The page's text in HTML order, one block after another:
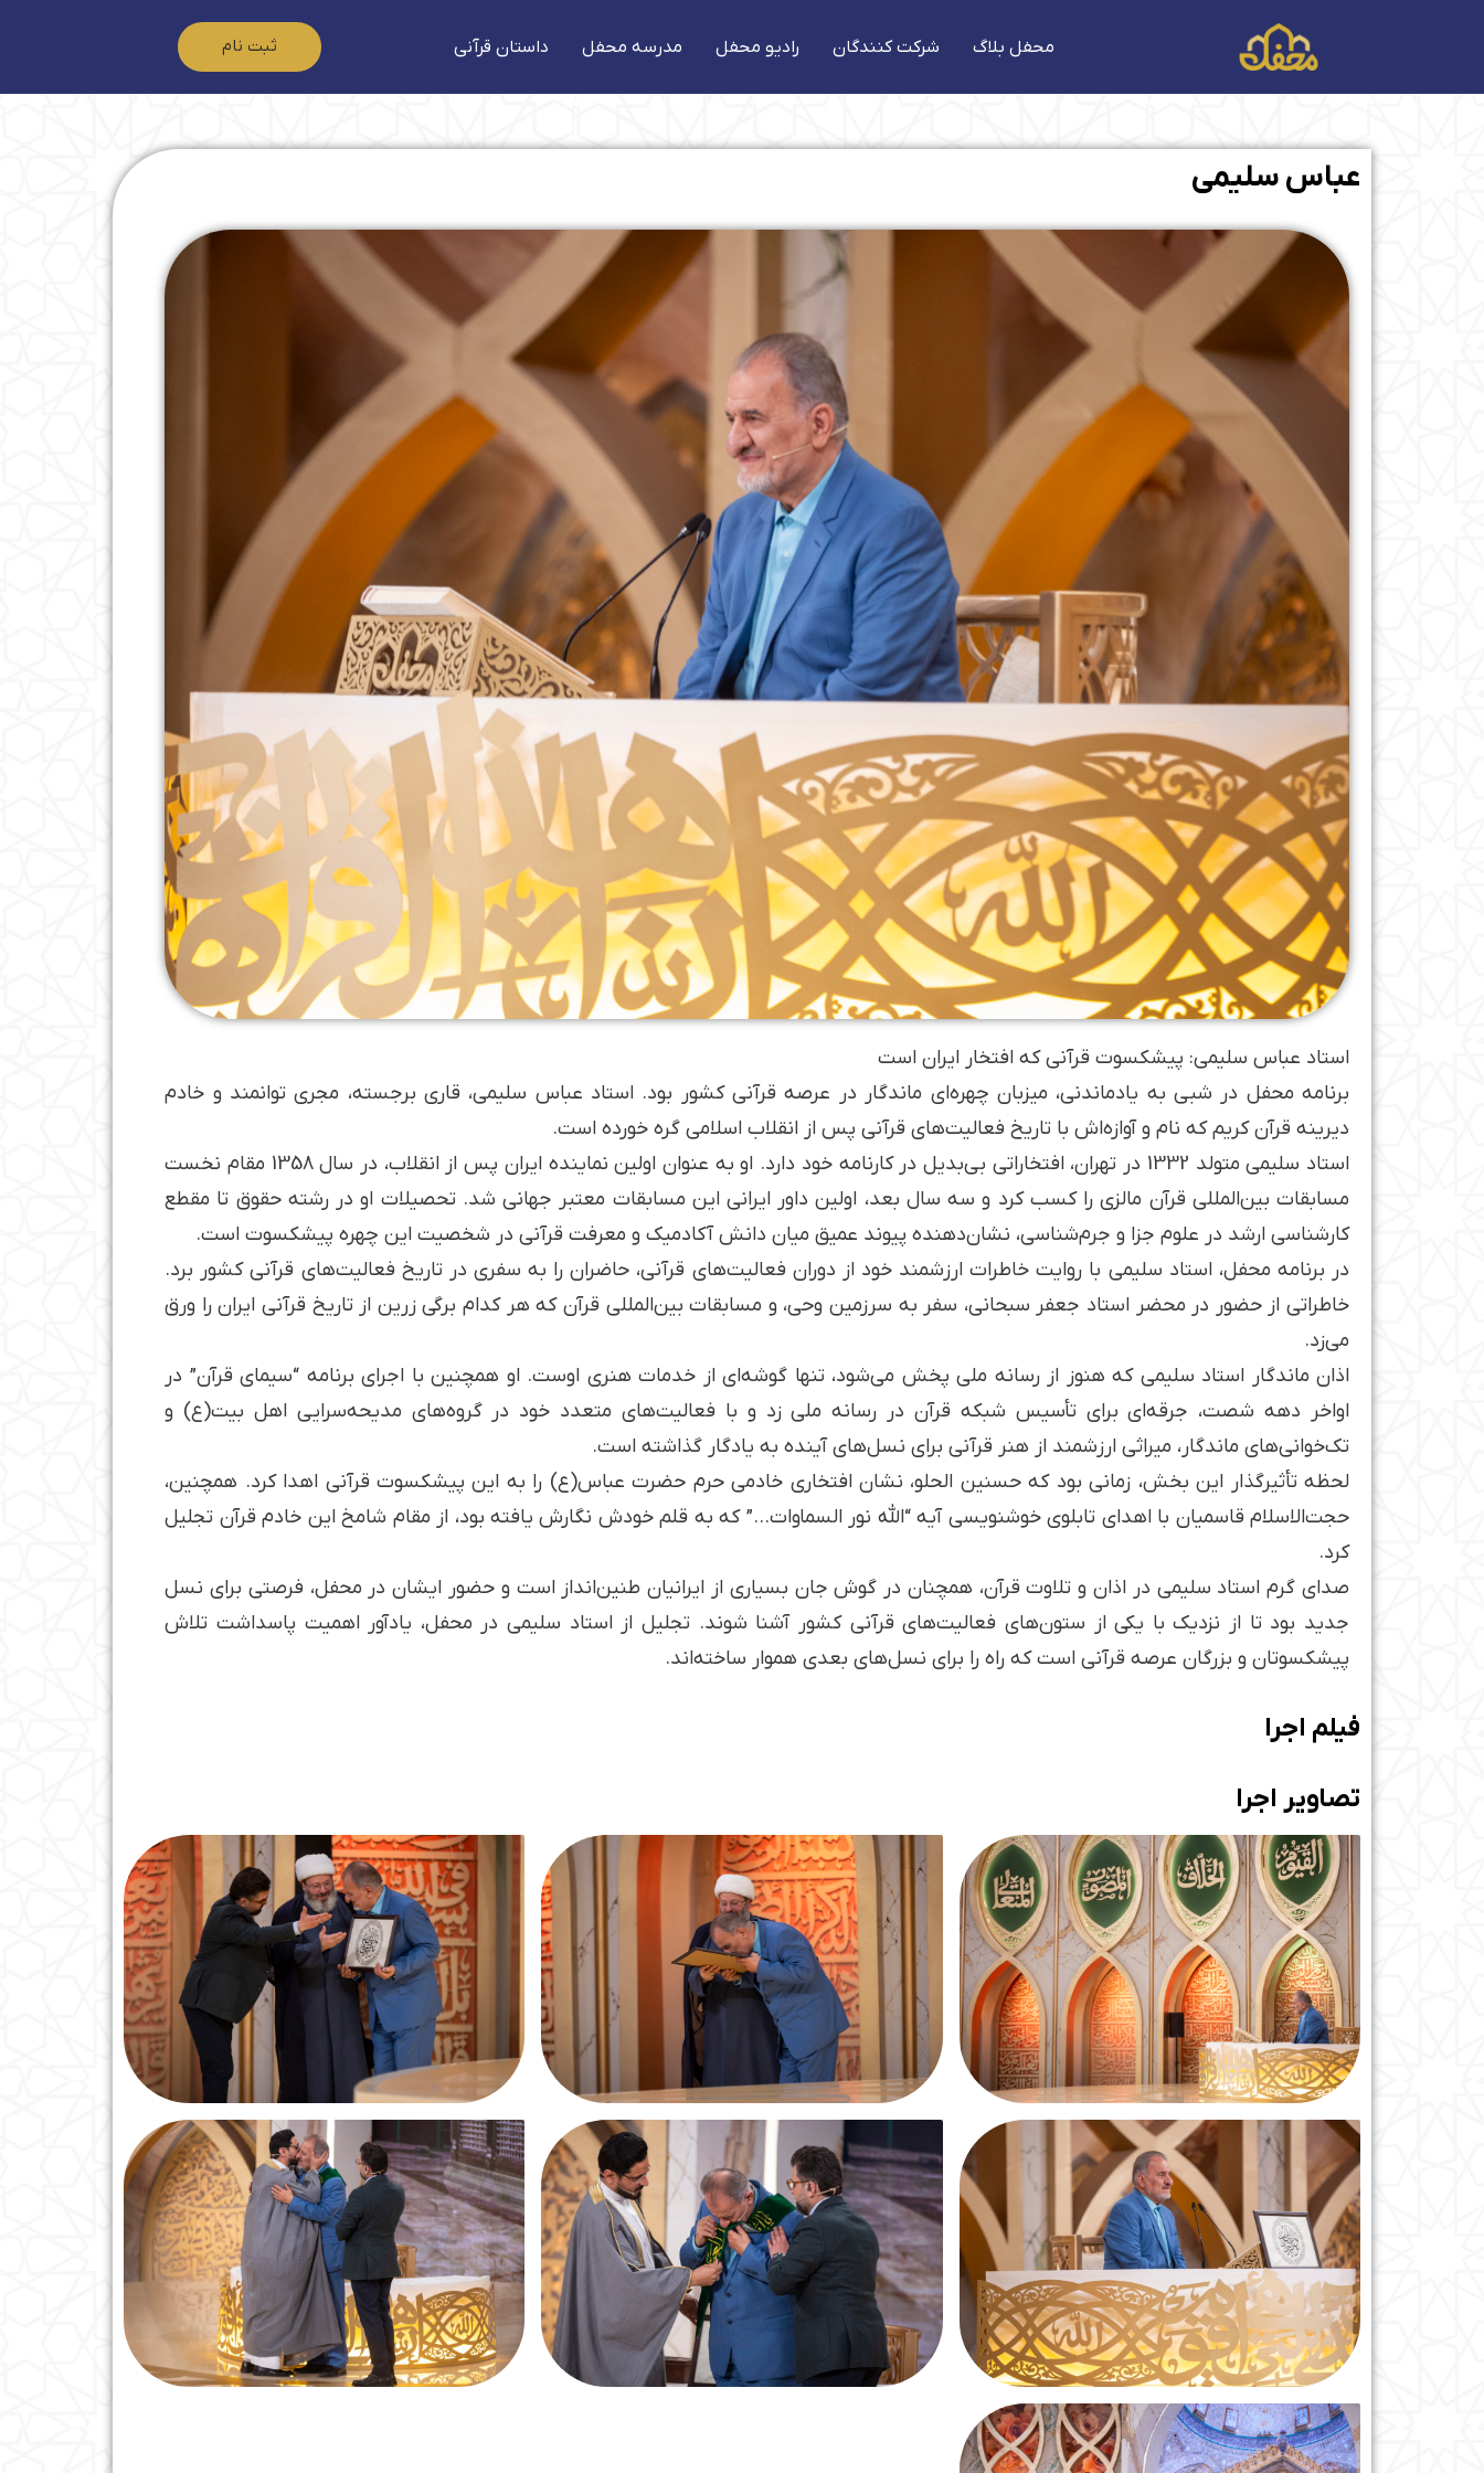
محفل بلاگ شرکت کنندگان رادیو محفل مدرسه محفل داستان قرآنی ثبت نام
عباس سلیمی
استاد عباس سلیمی: پیشکسوت قرآنی که افتخار ایران است
برنامه محفل در شبی به یادماندنی، میزبان چهره‌ای ماندگار در عرصه قرآنی کشور بود. استاد عباس سلیمی، قاری برجسته، مجری توانمند و خادم
دیرینه قرآن کریم که نام و آوازه‌اش با تاریخ فعالیت‌های قرآنی پس از انقلاب اسلامی گره خورده است.
استاد سلیمی متولد 1332 در تهران، افتخاراتی بی‌بدیل در کارنامه خود دارد. او به عنوان اولین نماینده ایران پس از انقلاب، در سال 1358 مقام نخست
مسابقات بین‌المللی قرآن مالزی را کسب کرد و سه سال بعد، اولین داور ایرانی این مسابقات معتبر جهانی شد. تحصیلات او در رشته حقوق تا مقطع
کارشناسی ارشد در علوم جزا و جرم‌شناسی، نشان‌دهنده پیوند عمیق میان دانش آکادمیک و معرفت قرآنی در شخصیت این چهره پیشکسوت است.
در برنامه محفل، استاد سلیمی با روایت خاطرات ارزشمند خود از دوران فعالیت‌های قرآنی، حاضران را به سفری در تاریخ فعالیت‌های قرآنی کشور برد.
خاطراتی از حضور در محضر استاد جعفر سبحانی، سفر به سرزمین وحی، و مسابقات بین‌المللی قرآن که هر کدام برگی زرین از تاریخ قرآنی ایران را ورق
می‌زد.
اذان ماندگار استاد سلیمی که هنوز از رسانه ملی پخش می‌شود، تنها گوشه‌ای از خدمات هنری اوست. او همچنین با اجرای برنامه “سیمای قرآن” در
اواخر دهه شصت، جرقه‌ای برای تأسیس شبکه قرآن در رسانه ملی زد و با فعالیت‌های متعدد خود در گروه‌های مدیحه‌سرایی اهل بیت(ع) و
تک‌خوانی‌های ماندگار، میراثی ارزشمند از هنر قرآنی برای نسل‌های آینده به یادگار گذاشته است.
لحظه تأثیرگذار این بخش، زمانی بود که حسنین الحلو، نشان افتخاری خادمی حرم حضرت عباس(ع) را به این پیشکسوت قرآنی اهدا کرد. همچنین،
حجت‌الاسلام قاسمیان با اهدای تابلوی خوشنویسی آیه “الله نور السماوات…” که به قلم خودش نگارش یافته بود، از مقام شامخ این خادم قرآن تجلیل
کرد.
صدای گرم استاد سلیمی در اذان و تلاوت قرآن، همچنان در گوش جان بسیاری از ایرانیان طنین‌انداز است و حضور ایشان در محفل، فرصتی برای نسل
جدید بود تا از نزدیک با یکی از ستون‌های فعالیت‌های قرآنی کشور آشنا شوند. تجلیل از استاد سلیمی در محفل، یادآور اهمیت پاسداشت تلاش
پیشکسوتان و بزرگان عرصه قرآنی است که راه را برای نسل‌های بعدی هموار ساخته‌اند.
فیلم اجرا
تصاویر اجرا